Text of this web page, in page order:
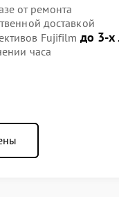
от ремонта
доставкой
Fujifilm до 3-х
часа